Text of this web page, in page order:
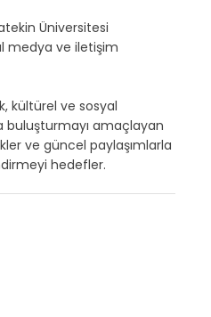
Üniversitesi
medya ve iletişim
kültürel ve sosyal
amaçlayan
ve güncel paylaşımlarla
hedefler.